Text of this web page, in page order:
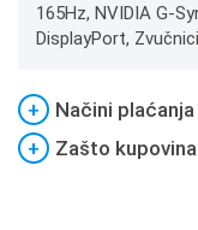
165Hz, NVIDIA G-
DisplayPort,
+
Načini plaćanja
+
Zašto